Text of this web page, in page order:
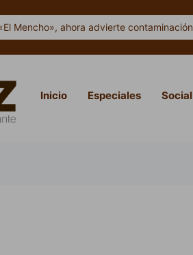
Mencho», ahora advierte contaminación
Inicio Especiales Social